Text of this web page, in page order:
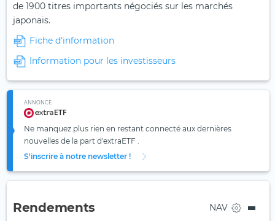
de 1900 titres importants négociés sur les marchés
japonais.
Fiche d'information
Information pour les investisseurs
ANNONCE
Ne manquez plus rien en restant connecté aux dernières
nouvelles de la part d'extraETF .
S'inscrire à notre newsletter !
Rendements NAV